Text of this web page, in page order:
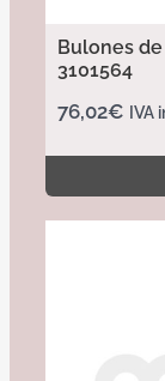
Bulones
3101564
76,02€ IVA